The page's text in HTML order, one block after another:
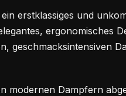
erstklassiges und
ergonomisches
geschmacksintensiven
modernen Dampfern